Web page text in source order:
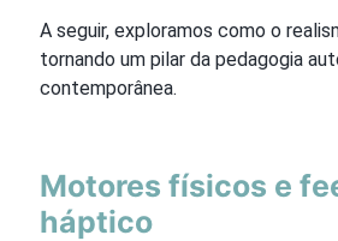
A seguir, exploramos como o
tornando um pilar da pedagogia
contemporânea.
Motores físicos e
háptico